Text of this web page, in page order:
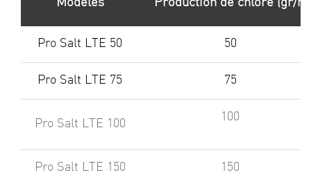
Modèles Production de chlore (gr/h)
Pro Salt LTE 50 50
Pro Salt LTE 75 75
Pro Salt LTE 100
100
Pro Salt LTE 150 150